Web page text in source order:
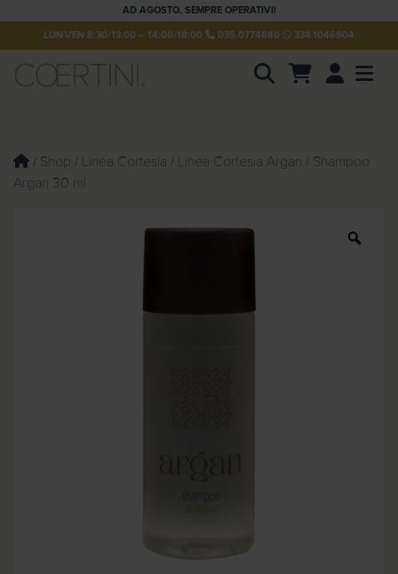
AD AGOSTO, SEMPRE OPERATIVI!
LUN-VEN 8:30/13:00 – 14:00/18:00 035.0774680 334.1046904
Account
u
c
t
/ Shop / Linea Cortesia / Linea Cortesia Argan / Shampoo
Argan 30 ml